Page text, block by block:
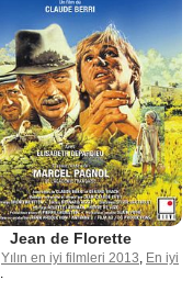
Jean de Florette
Yılın en iyi filmleri 2013, En iyi
.